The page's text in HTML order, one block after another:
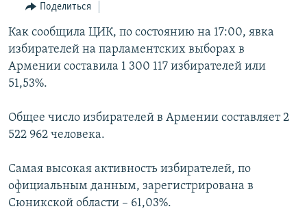
навигации
Перейти
поиску
ЭКОНОМИКА
РЕГИОН
НАГОРНЫЙ КАРАБАХ
КУЛЬТУРА
АРХИВ
Հայերեն
English
Поделиться
Как сообщила ЦИК, по состоянию на 17:00, явка
избирателей на парламентских выборах в
Армении составила 1 300 117 избирателей или
51,53%.
Общее число избирателей в Армении составляет 2
522 962 человека.
Самая высокая активность избирателей, по
официальным данным, зарегистрирована в
Сюникской области – 61,03%.